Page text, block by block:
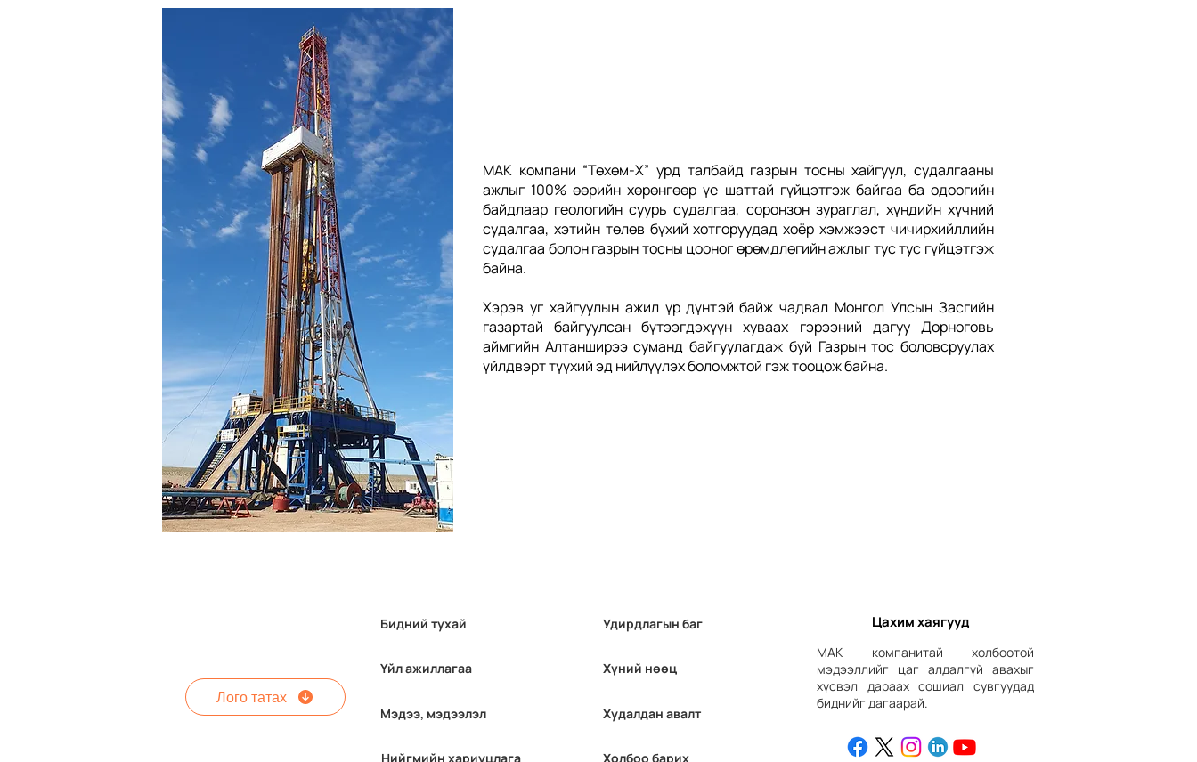
MAK компани “Төхөм-X” урд талбайд газрын тосны хайгуул, судалгааны
ажлыг 100% өөрийн хөрөнгөөр үе шаттай гүйцэтгэж байгаа ба одоогийн
байдлаар геологийн суурь судалгаа, соронзон зураглал, хүндийн хүчний
судалгаа, хэтийн төлөв бүхий хотгоруудад хоёр хэмжээст чичирхийллийн
судалгаа болон газрын тосны цооног өрөмдлөгийн ажлыг тус тус гүйцэтгэж
байна.
Хэрэв уг хайгуулын ажил үр дүнтэй байж чадвал Монгол Улсын Засгийн
газартай байгуулсан бүтээгдэхүүн хуваах гэрээний дагуу Дорноговь
аймгийн Алтанширээ суманд байгуулагдаж буй Газрын тос боловсруулах
үйлдвэрт түүхий эд нийлүүлэх боломжтой гэж тооцож байна.
Лого татах
Бидний тухай
Үйл ажиллагаа
Мэдээ, мэдээлэл
Нийгмийн хариуцлага
Удирдлагын баг
Хүний нөөц
Худалдан авалт
Холбоо барих
Цахим хаягууд
МАК компанитай холбоотой
мэдээллийг цаг алдалгүй авахыг
хүсвэл дараах сошиал сувгуудад
биднийг дагаарай.